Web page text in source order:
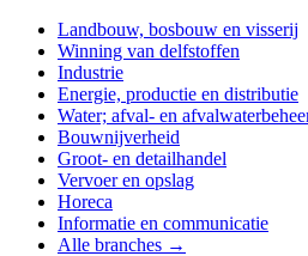
Landbouw, bosbouw en visserij
Winning van delfstoffen
Industrie
Energie, productie en distributie
Water; afval- en
Bouwnijverheid
Groot- en detailhandel
Vervoer en opslag
Horeca
Informatie en communicatie
Alle branches →